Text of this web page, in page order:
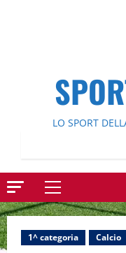
LO SPORT
Menu
principale
1^ categoria Calcio